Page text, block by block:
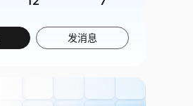
发消息